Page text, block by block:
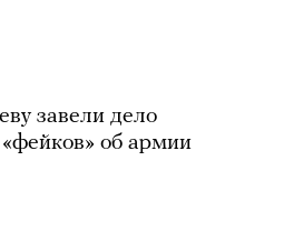
завели дело
об армии